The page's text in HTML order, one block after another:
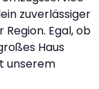
zuverlässiger
Region. Egal, ob
Haus
unserem